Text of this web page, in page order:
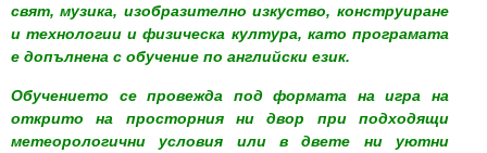
свят, музика, изобразително изкуство, конструиране
и технологии и физическа култура, като програмата
е допълнена с обучение по английски език.
Обучението се провежда под формата на игра на
открито на просторния ни двор при подходящи
метеорологични условия или в двете ни уютни